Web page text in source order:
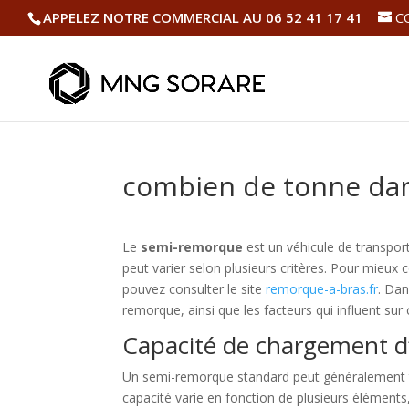
APPELEZ NOTRE COMMERCIAL AU 06 52 41 17 41
combien de tonne
Le semi-remorque est un véhicule de
peut varier selon plusieurs critères. Pour
pouvez consulter le siteremorque-a-bras.fr.
remorque, ainsi que les facteurs qui influent sur
Capacité de chargement
Un semi-remorque standard peut
capacité varie en fonction de plusieurs